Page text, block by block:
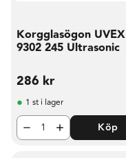
Korgglasögon UVEX
9302 245 Ultrasonic
286 kr
1 st i lager
Köp